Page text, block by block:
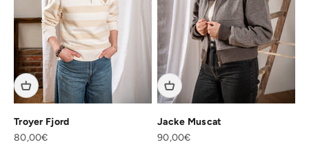
Troyer Fjord
Angebot
80,00€
Jacke Muscat
Angebot
90,00€